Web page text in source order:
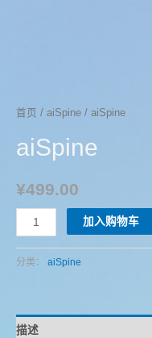
首页 / aiSpine / aiSpine
aiSpine
¥499.00
aiSpine
数
量
加入购物车
分类： aiSpine
描述